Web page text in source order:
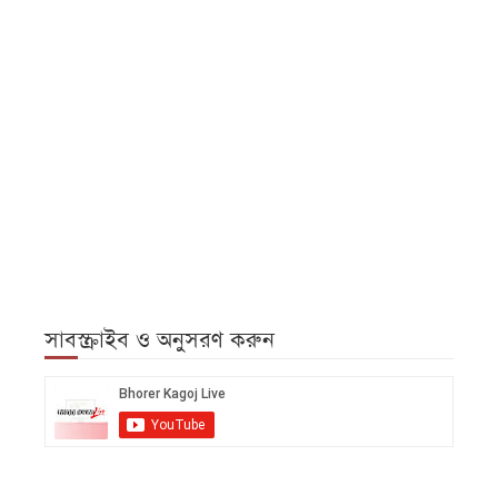
সাবস্ক্রাইব ও অনুসরণ করুন